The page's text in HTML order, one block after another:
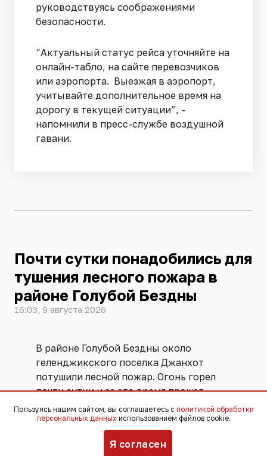
руководствуясь соображениями
безопасности.
“Актуальный статус рейса уточняйте на
онлайн-табло, на сайте перевозчиков
или аэропорта. Выезжая в аэропорт,
учитывайте дополнительное время на
дорогу в текущей ситуации”, -
напомнили в пресс-службе воздушной
гавани.
Почти сутки понадобились для
тушения лесного пожара в
районе Голубой Бездны
16:03, 9 августа 2026
В районе Голубой Бездны около
геленджикского поселка Джанхот
потушили лесной пожар. Огонь горел
почти сутки и за это время прошел
около 1,1 гектара.
Джанхотом поступило в краевой
Пользуясь нашим сайтом, вы соглашаетесь с политикой обработки
персональных данных использованием файлов cookie.
Я согласен